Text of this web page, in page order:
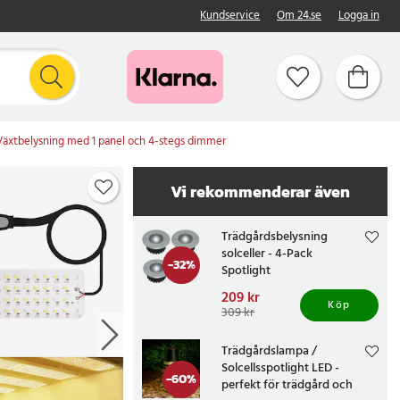
Kundservice Om 24.se Logga in
med 1 panel och 4-stegs dimmer
Vi rekommenderar även
-32%
Trädgårdsbelysning
solceller - 4-Pack
Spotlight
Nuvarande pris:
209 krTidigare pris :309 kr
209 kr
309 kr Köp
-60%
Trädgårdslampa /
Solcellsspotlight LED -
perfekt för trädgård och